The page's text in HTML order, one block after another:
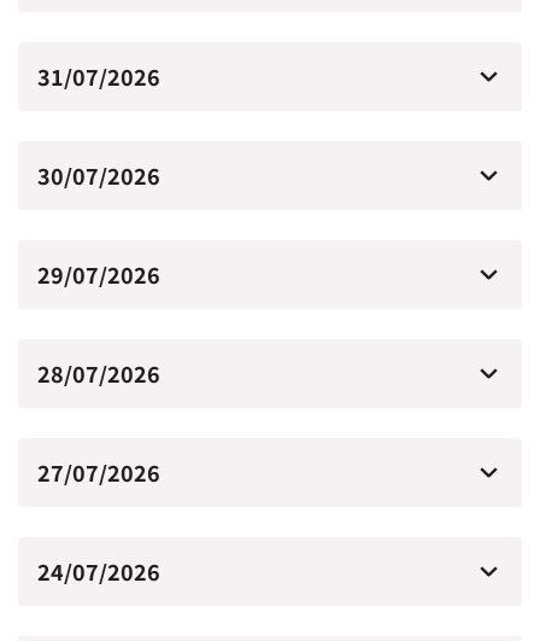
31/07/2026
30/07/2026
29/07/2026
28/07/2026
27/07/2026
24/07/2026